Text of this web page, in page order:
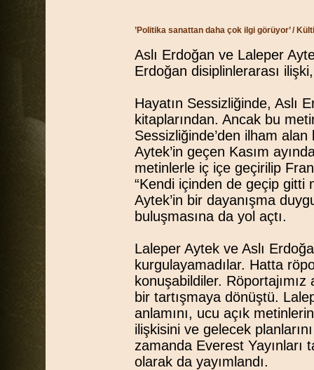
’Politika sanattan daha çok ilgi görüyor’ /
Aslı Erdoğan ve Laleper
Erdoğan disiplinlerarası
Hayatın Sessizliğinde, Aslı
kitaplarından. Ancak bu
Sessizliğinde’den ilham
Aytek’in geçen Kasım
metinlerle iç içe geçirilip
“Kendi içinden de geçip gitti
Aytek’in bir dayanışma
buluşmasına da yol açtı.
Laleper Aytek ve Aslı
kurgulayamadılar. Hatta
konuşabildiler.
bir tartışmaya dönüştü.
anlamını, ucu açık
ilişkisini ve gelecek
zamanda Everest Yayınları
olarak da yayımlandı.